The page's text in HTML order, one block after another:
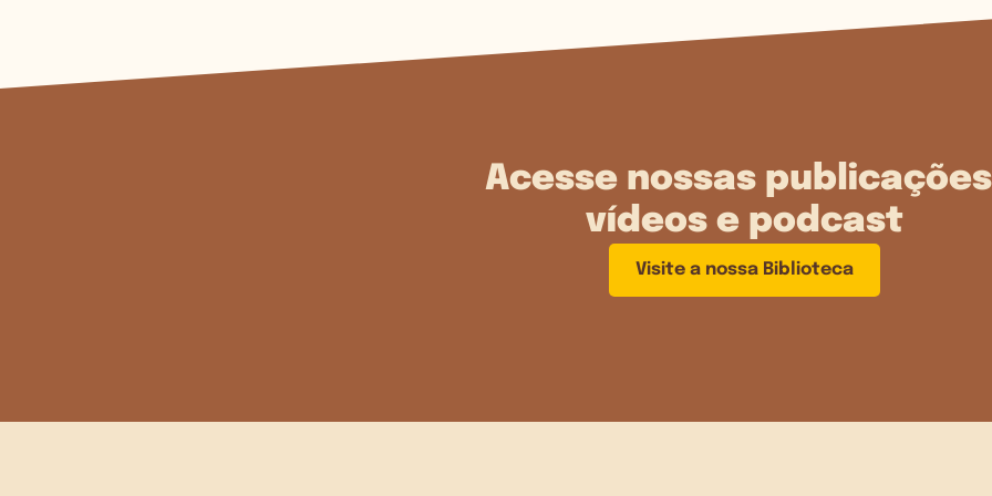
Acesse nossas
vídeos e podcast
Visite a nossa Biblioteca